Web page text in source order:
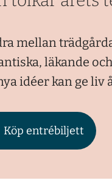
mellan
läkande
idéer kan ge liv
Köp entrébiljett